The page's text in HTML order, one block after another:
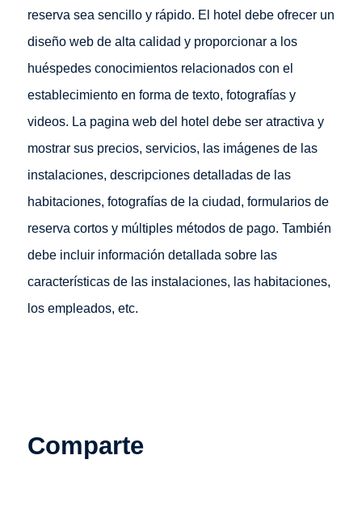
reserva sea sencillo y rápido. El hotel debe ofrecer un
diseño web de alta calidad y proporcionar a los
huéspedes conocimientos relacionados con el
establecimiento en forma de texto, fotografías y
videos. La pagina web del hotel debe ser atractiva y
mostrar sus precios, servicios, las imágenes de las
instalaciones, descripciones detalladas de las
habitaciones, fotografías de la ciudad, formularios de
reserva cortos y múltiples métodos de pago. También
debe incluir información detallada sobre las
características de las instalaciones, las habitaciones,
los empleados, etc.
Comparte